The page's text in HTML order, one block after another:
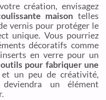
création, envisagez
maison telles
vernis pour protéger le
unique. Vous pourriez
décoratifs comme
en verre pour un
outils pour fabriquer une
et un peu de créativité,
un élément